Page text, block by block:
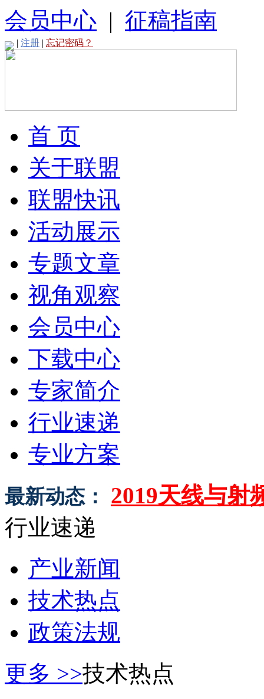
会员中心 | 征稿指南
| 注册 | 忘记密码？
首 页
关于联盟
联盟快讯
活动展示
专题文章
视角观察
会员中心
下载中心
专家简介
行业速递
专业方案
最新动态：
2019天线与射
行业速递
产业新闻
技术热点
政策法规
更多 >>技术热点